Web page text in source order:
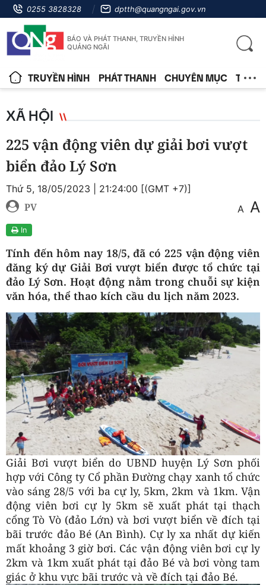
0255 3828328 dptth@quangngai.gov.vn
BÁO VÀ PHÁT THANH, TRUYỀN HÌNH
QUẢNG NGÃI
TRUYỀN HÌNH PHÁT THANH CHUYÊN MỤC TIN
XÃ HỘI
225 vận động viên dự giải bơi vượt
biển đảo Lý Sơn
Thứ 5, 18/05/2023 | 21:24:00 [(GMT +7)]
PV A A
In
Tính đến hôm nay 18/5, đã có 225 vận động viên
đăng ký dự Giải Bơi vượt biển được tổ chức tại
đảo Lý Sơn. Hoạt động nằm trong chuỗi sự kiện
văn hóa, thể thao kích cầu du lịch năm 2023.
Giải Bơi vượt biển do UBND huyện Lý Sơn phối
hợp với Công ty Cổ phần Đường chạy xanh tổ chức
vào sáng 28/5 với ba cự ly, 5km, 2km và 1km. Vận
động viên bơi cự ly 5km sẽ xuất phát tại thạch
cổng Tò Vò (đảo Lớn) và bơi vượt biển về đích tại
bãi trước đảo Bé (An Bình). Cự ly xa nhất dự kiến
mất khoảng 3 giờ bơi. Các vận động viên bơi cự ly
2km và 1km xuất phát tại đảo Bé và bơi vòng tam
giác ở khu vực bãi trước và về đích tại đảo Bé.